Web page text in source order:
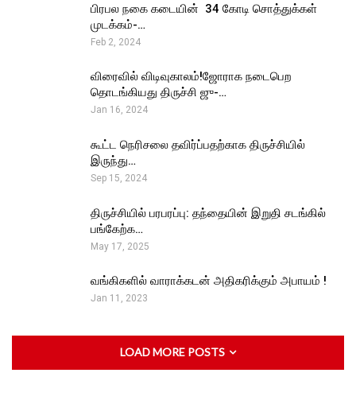
பிரபல நகை கடையின் ₹ 34 கோடி சொத்துக்கள்
முடக்கம்-…
Feb 2, 2024
விரைவில் விடிவுகாலம்!ஜோராக நடைபெற
தொடங்கியது திருச்சி ஜு-…
Jan 16, 2024
கூட்ட நெரிசலை தவிர்ப்பதற்காக திருச்சியில்
இருந்து…
Sep 15, 2024
திருச்சியில் பரபரப்பு: தந்தையின் இறுதி சடங்கில்
பங்கேற்க…
May 17, 2025
வங்கிகளில் வாராக்கடன் அதிகரிக்கும் அபாயம் !
Jan 11, 2023
LOAD MORE POSTS